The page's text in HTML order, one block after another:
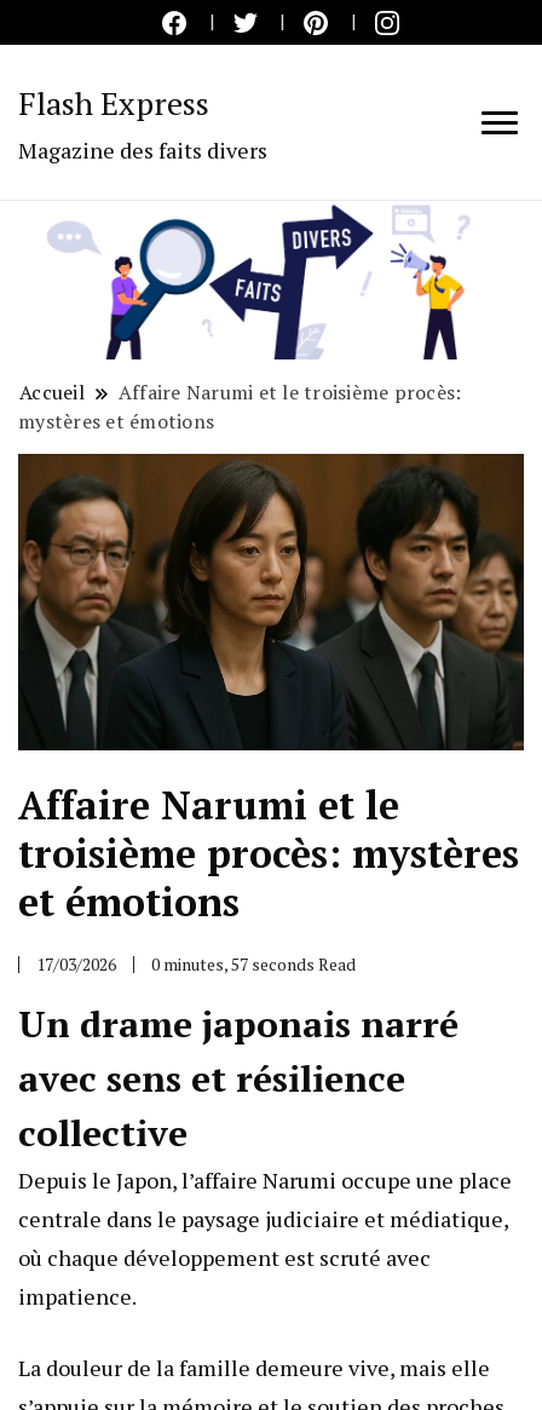
Flash Express
Magazine des faits divers
Accueil
Affaire Narumi et le troisième procès:
mystères et émotions
Affaire Narumi et le
troisième procès: mystères
et émotions
17/03/2026 0 minutes, 57 seconds Read
Un drame japonais narré
avec sens et résilience
collective
Depuis le Japon, l’affaire Narumi occupe une place
centrale dans le paysage judiciaire et médiatique,
où chaque développement est scruté avec
impatience.
La douleur de la famille demeure vive, mais elle